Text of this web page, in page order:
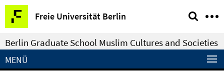
Springe
direkt
zu
Inhalt
Freie Universität Berlin
Service-
Navigation
Berlin Graduate School Muslim Cultures and Societies
MENÜ